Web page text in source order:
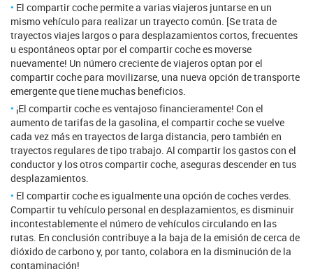
El compartir coche permite a varias viajeros juntarse en un
mismo vehículo para realizar un trayecto común. [Se trata de
trayectos viajes largos o para desplazamientos cortos, frecuentes
u espontáneos optar por el compartir coche es moverse
nuevamente! Un número creciente de viajeros optan por el
compartir coche para movilizarse, una nueva opción de transporte
emergente que tiene muchas beneficios.
¡El compartir coche es ventajoso financieramente! Con el
aumento de tarifas de la gasolina, el compartir coche se vuelve
cada vez más en trayectos de larga distancia, pero también en
trayectos regulares de tipo trabajo. Al compartir los gastos con el
conductor y los otros compartir coche, aseguras descender en tus
desplazamientos.
El compartir coche es igualmente una opción de coches verdes.
Compartir tu vehículo personal en desplazamientos, es disminuir
incontestablemente el número de vehículos circulando en las
rutas. En conclusión contribuye a la baja de la emisión de cerca de
dióxido de carbono y, por tanto, colabora en la disminución de la
contaminación!